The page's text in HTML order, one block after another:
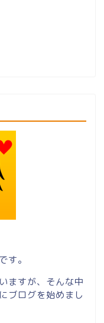
す。
ますが、そんな中
ブログを始めまし